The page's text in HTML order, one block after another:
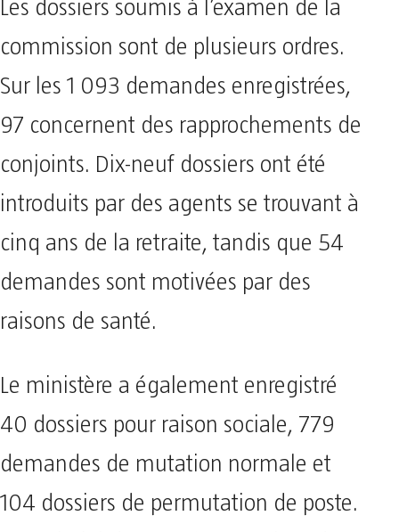
Les dossiers soumis à l’examen de la
commission sont de plusieurs ordres.
Sur les 1 093 demandes enregistrées,
97 concernent des rapprochements de
conjoints. Dix-neuf dossiers ont été
introduits par des agents se trouvant à
cinq ans de la retraite, tandis que 54
demandes sont motivées par des
raisons de santé.
Le ministère a également enregistré
40 dossiers pour raison sociale, 779
demandes de mutation normale et
104 dossiers de permutation de poste.